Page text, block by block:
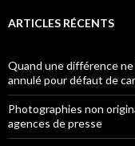
ARTICLES RÉCENTS
Quand une différence
annulé pour défaut de
Photographies non
agences de presse